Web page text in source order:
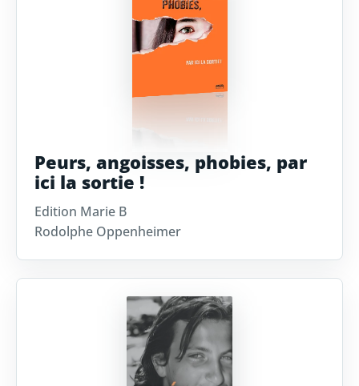
Peurs, angoisses, phobies, par
ici la sortie !
Edition Marie B
Rodolphe Oppenheimer